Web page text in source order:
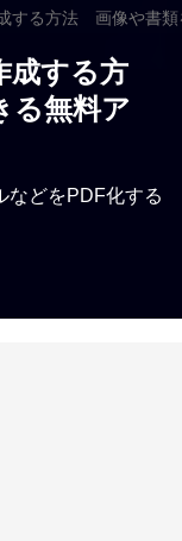
する方法 画像や書
成する方
る無料ア
などをPDF化する